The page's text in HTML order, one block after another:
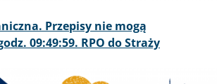
Przepisy nie mogą
09:49:59. RPO do Straży